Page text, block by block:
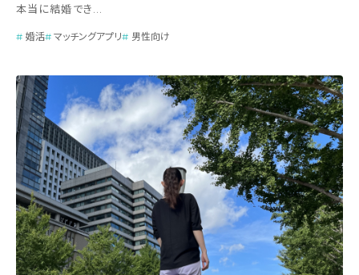
本当に結婚でき...
婚活 マッチングアプリ 男性向け